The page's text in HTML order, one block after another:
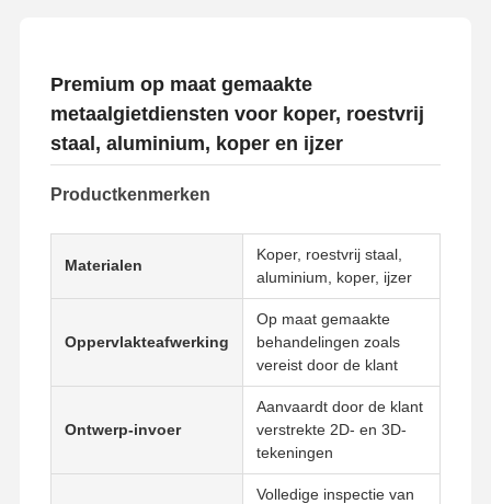
Premium op maat gemaakte
metaalgietdiensten voor koper, roestvrij
staal, aluminium, koper en ijzer
Productkenmerken
Materialen
Koper, roestvrij staal,
aluminium, koper, ijzer
Oppervlakteafwerking
Op maat gemaakte
behandelingen zoals
vereist door de klant
Ontwerp-invoer
Aanvaardt door de klant
verstrekte 2D- en 3D-
tekeningen
Volledige inspectie van